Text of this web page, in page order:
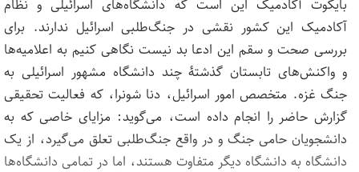
بایکوت آکادمیک این است که دانشگاه‌های اسرائیلی و نظام
آکادمیک این کشور نقشی در جنگ‌طلبی اسرائیل ندارند. برای
بررسی صحت و سقم این ادعا بد نیست نگاهی کنیم به اعلامیه‌ها
و واکنش‌های تابستان گذشتۀ چند دانشگاه مشهور اسرائیلی به
جنگ غزه. متخصص امور اسرائیل، دنا شونرا، که فعالیت تحقیقی
گزارش حاضر را انجام داده است، می‌گوید: مزایای خاصی که به
دانشجویان حامی جنگ و در واقع جنگ‌طلبی تعلق می‌گیرد، از یک
دانشگاه به دانشگاه دیگر متفاوت هستند، اما در تمامی دانشگاه‌ها